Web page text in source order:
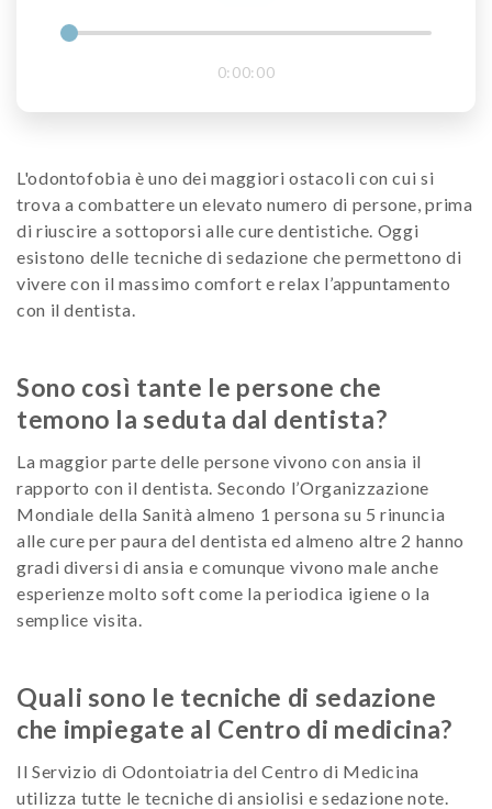
0:00:00
L'odontofobia è uno dei maggiori ostacoli con cui si
trova a combattere un elevato numero di persone, prima
di riuscire a sottoporsi alle cure dentistiche. Oggi
esistono delle tecniche di sedazione che permettono di
vivere con il massimo comfort e relax l’appuntamento
con il dentista.
Sono così tante le persone che
temono la seduta dal dentista?
La maggior parte delle persone vivono con ansia il
rapporto con il dentista. Secondo l’Organizzazione
Mondiale della Sanità almeno 1 persona su 5 rinuncia
alle cure per paura del dentista ed almeno altre 2 hanno
gradi diversi di ansia e comunque vivono male anche
esperienze molto soft come la periodica igiene o la
semplice visita.
Quali sono le tecniche di sedazione
che impiegate al Centro di medicina?
Il Servizio di Odontoiatria del Centro di Medicina
utilizza tutte le tecniche di ansiolisi e sedazione note.